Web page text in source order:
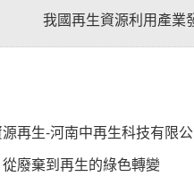
我國再生資源利用產業
廢棄到再生的綠色轉變